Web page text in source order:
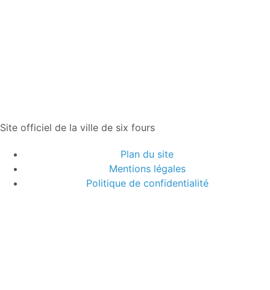
Site officiel de la ville de six fours
Plan du site
Mentions légales
Politique de confidentialité